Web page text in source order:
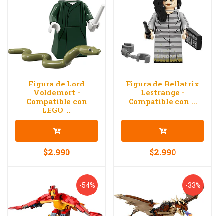
Figura de Lord
Voldemort -
Compatible con
LEGO ...
$2.990
Figura de Bellatrix
Lestrange -
Compatible con ...
$2.990
-54% -33%